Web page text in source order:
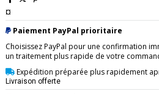
¤
Paiement PayPal prioritaire
Choisissez PayPal pour une confirmation
un traitement plus rapide de votre
Expédition préparée plus rapidement
Livraison offerte